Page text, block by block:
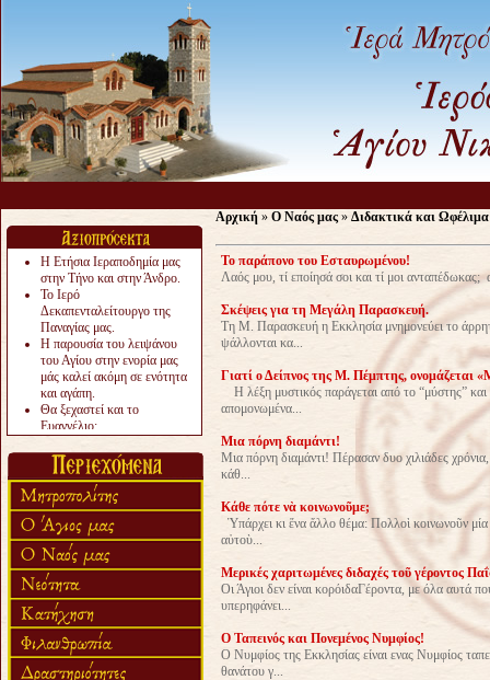
Η Ετήσια Ιεραποδημία μας
στην Τήνο και στην Άνδρο.
Το Ιερό
Δεκαπενταλείτουργο της
Παναγίας μας.
Η παρουσία του λειψάνου
του Αγίου στην ενορία μας
μάς καλεί ακόμη σε ενότητα
και αγάπη.
Θα ξεχαστεί και το
Ευαγγέλιο;
«πολύ αργά».
Ζητείται....
Αρχική » Ο Ναός μας » Διδακτικά και Ωφέλιμα
Το παράπονο του Εσταυρωμένου!
Λαός μου, τί εποίησά σοι και τί μοι
Σκέψεις για τη Μεγάλη Παρασκευή.
Τη Μ. Παρασκευή η Εκκλησία μνημονεύει το
ψάλλονται κα...
Γιατί ο Δείπνος της Μ. Πέμπτης, ονομάζεται
Η λέξη μυστικός παράγεται από το “μύστης”
απομονωμένα...
Μια πόρνη διαμάντι!
Μια πόρνη διαμάντι! Πέρασαν δυο χιλιάδες
κάθ...
Κάθε πότε νὰ κοινωνοῦμε;
Ὑπάρχει κι ἕνα ἄλλο θέμα: Πολλοὶ κοινωνοῦν
αὐτοὺ...
Μερικές χαριτωμένες διδαχές τοῦ γέροντος
Oι Άγιοι δεν είναι κορόιδαΓέροντα, με όλα αυτά
υπερηφάνει...
Ο Ταπεινός και Πονεμένος Νυμφίος!
O Νυμφίος της Eκκλησίας είναι ενας Νυμφίος
θανάτου γ...